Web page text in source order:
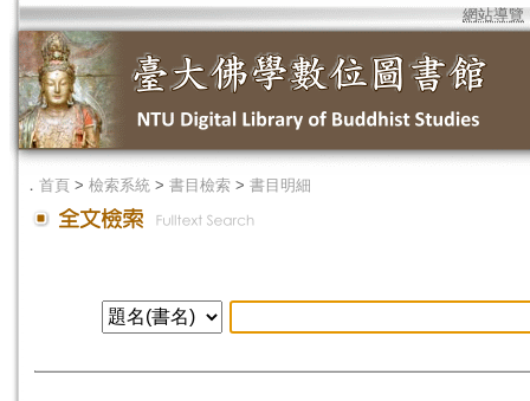
網站導覽
． 首頁 > 檢索系統 > 書目檢索 > 書目明細